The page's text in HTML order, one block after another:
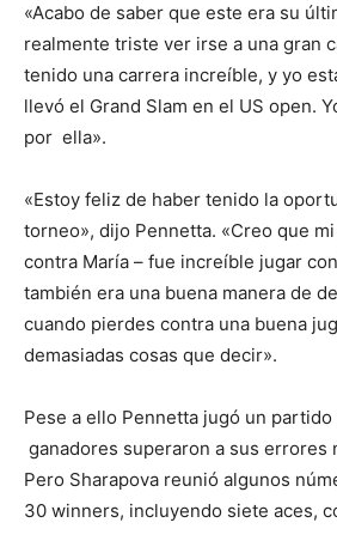
«Acabo de saber que este era su
realmente triste ver irse a una gran
tenido una carrera increíble, y yo
llevó el Grand Slam en el US open.
por ella».
«Estoy feliz de haber tenido la
torneo», dijo Pennetta. «Creo que
contra María – fue increíble jugar
también era una buena manera de
cuando pierdes contra una buena
demasiadas cosas que decir».
Pese a ello Pennetta jugó un
ganadores superaron a sus errores
Pero Sharapova reunió algunos
30 winners, incluyendo siete aces,